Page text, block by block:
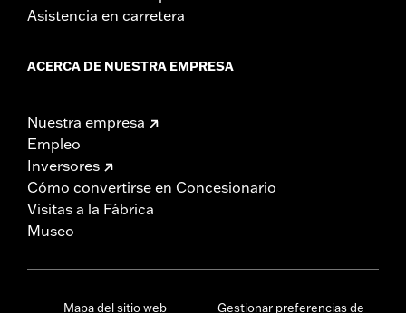
Asistencia en carretera
ACERCA DE NUESTRA EMPRESA
Nuestra empresa
Empleo
Inversores
Cómo convertirse en Concesionario
Visitas a la Fábrica
Museo
Mapa del sitio web Gestionar preferencias de